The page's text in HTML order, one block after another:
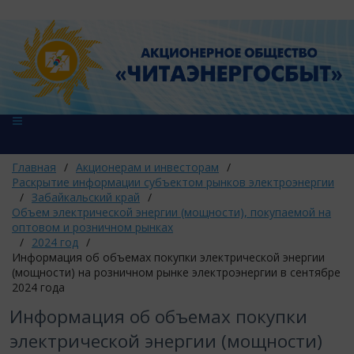
Главная / Акционерам и инвесторам /
Раскрытие информации субъектом рынков электроэнергии
/ Забайкальский край /
Объем электрической энергии (мощности), покупаемой на
оптовом и розничном рынках
/ 2024 год /
Информация об объемах покупки электрической энергии
(мощности) на розничном рынке электроэнергии в сентябре
2024 года
Информация об объемах покупки
электрической энергии (мощности)